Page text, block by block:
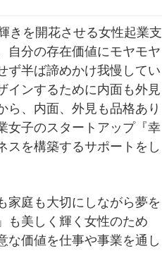
きを開花させる女性起業支
自分の存在価値にモヤモヤ
ず半ば諦めかけ我慢してい
インするために内面も外見
ら、内面、外見も品格あり
女子のスタートアップ『幸
スを構築するサポートをし
家庭も大切にしながら夢を
も美しく輝く女性のため
な価値を仕事や事業を通し